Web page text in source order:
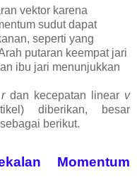
vektor karena
sudut dapat
seperti yang
putaran keempat jari
ibu jari menunjukkan
rdan kecepatan linear v
diberikan, besar
berikut.
Momentum